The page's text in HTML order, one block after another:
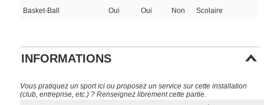
Basket-Ball Oui Oui Non Scolaire
INFORMATIONS
Vous pratiquez un sport ici ou proposez un service sur cette installation
(club, entreprise, etc.) ? Renseignez librement cette partie.